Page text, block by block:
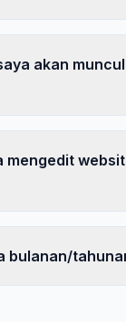
akan
mengedit
bulanan/